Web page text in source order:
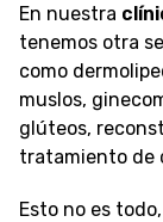
En nuestra
tenemos otra
como
muslos,
glúteos,
tratamiento de
Esto no es